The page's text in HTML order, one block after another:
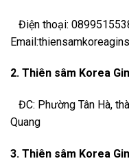
Điện thoại:
2. Thiên sâm Korea
ĐC: Phường Tân Hà,
Quang
3. Thiên sâm Korea